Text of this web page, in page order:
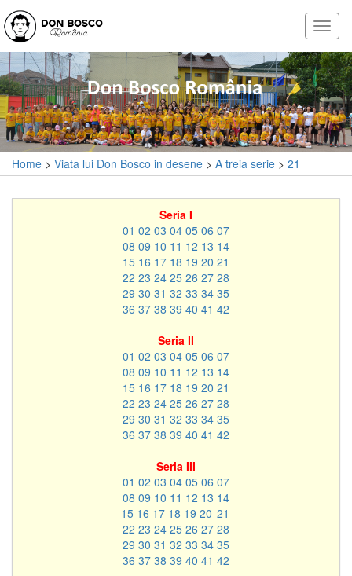
Home > Viata lui Don Bosco in desene > A treia serie > 21
Seria I
01 02 03 04 05 06 07
08 09 10 11 12 13 14
15 16 17 18 19 20 21
22 23 24 25 26 27 28
29 30 31 32 33 34 35
36 37 38 39 40 41 42
Seria II
01 02 03 04 05 06 07
08 09 10 11 12 13 14
15 16 17 18 19 20 21
22 23 24 25 26 27 28
29 30 31 32 33 34 35
36 37 38 39 40 41 42
Seria III
01 02 03 04 05 06 07
08 09 10 11 12 13 14
15 16 17 18 19 20 21
22 23 24 25 26 27 28
29 30 31 32 33 34 35
36 37 38 39 40 41 42